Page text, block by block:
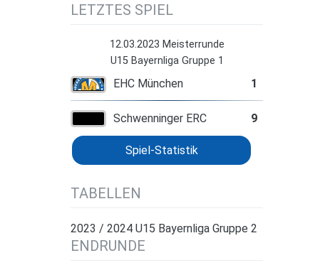
LETZTES SPIEL
12.03.2023 Meisterrunde
U15 Bayernliga Gruppe 1
EHC München 1
Schwenninger ERC 9
Spiel-Statistik
TABELLEN
2023 / 2024 U15 Bayernliga Gruppe 2
ENDRUNDE